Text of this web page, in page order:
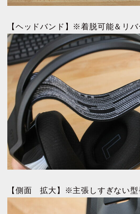
【ヘッドバンド】※着脱可能＆リバ
【側面 拡大】※主張しすぎない型